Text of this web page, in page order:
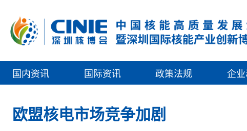
国内资讯 国际资讯 政策法规 企
欧盟核电市场竞争加剧